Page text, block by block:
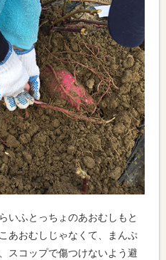
いふとっちょのあおむしもと
あおむしじゃなくて、まんぷ
スコップで傷つけないよう避